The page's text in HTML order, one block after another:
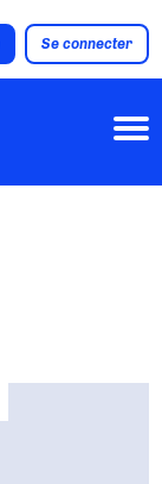
Se connecter